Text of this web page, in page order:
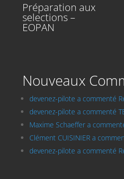
Préparation aux
selections –
EOPAN
Nouveaux
devenez-pilote a commenté
devenez-pilote a commenté
Maxime Schaeffer a
Clément CUISINIER a
devenez-pilote a commenté